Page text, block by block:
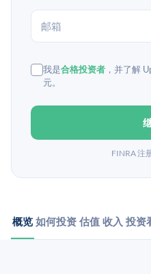
我是合格投资者 ，并了解
元。
FINRA 注
概览 如何投资 估值 收入 投资